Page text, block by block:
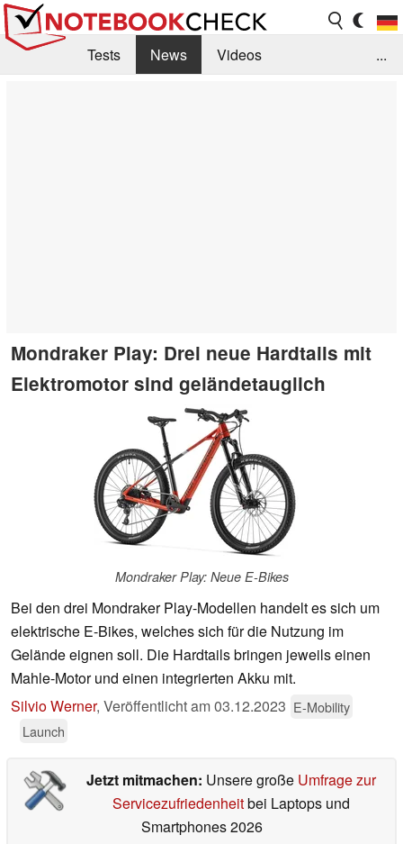
Tests News
Videos
...
Mondraker Play: Drei neue Hardtails mit
Elektromotor sind geländetauglich
Mondraker Play: Neue E-Bikes
Bei den drei Mondraker Play-Modellen handelt es sich um
elektrische E-Bikes, welches sich für die Nutzung im
Gelände eignen soll. Die Hardtails bringen jeweils einen
Mahle-Motor und einen integrierten Akku mit.
Silvio Werner, Veröffentlicht am03.12.2023 E-Mobility
Launch
Jetzt mitmachen: Unsere große Umfrage zur
Servicezufriedenheitbei Laptops und
Smartphones 2026